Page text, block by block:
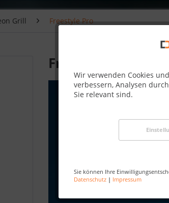
Wir verwenden Cookies
verbessern, Analysen
Sie relevant sind.
Sie können Ihre
Datenschutz | Impressum
Grill Freestyle Pro
Freestyle Pro